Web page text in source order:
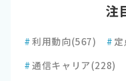
注
#利用動向(567) #
#通信キャリア(228)